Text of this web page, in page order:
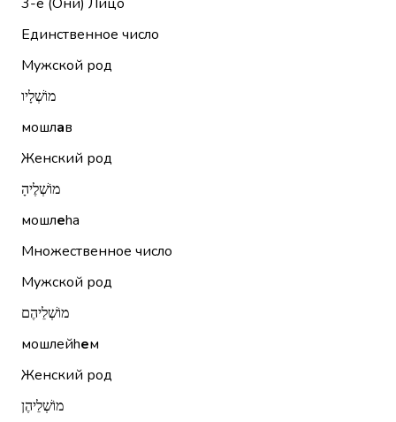
Единственное число
Мужской род
מוֹשְׁלָיו
мошлав
Женский род
מוֹשְׁלֶיהָ
мошлеhа
Множественное число
Мужской род
מוֹשְׁלֵיהֶם
мошлейhем
Женский род
מוֹשְׁלֵיהֶן